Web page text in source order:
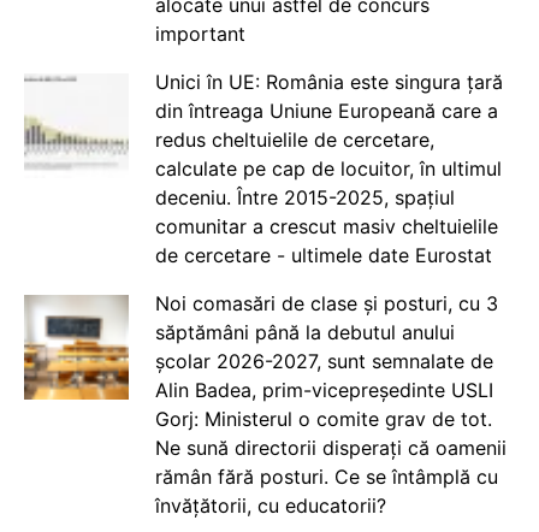
important
Unici în UE: România este singura țară
din întreaga Uniune Europeană care a
redus cheltuielile de cercetare,
calculate pe cap de locuitor, în ultimul
deceniu. Între 2015-2025, spațiul
comunitar a crescut masiv cheltuielile
de cercetare - ultimele date Eurostat
Noi comasări de clase și posturi, cu 3
săptămâni până la debutul anului
școlar 2026-2027, sunt semnalate de
Alin Badea, prim-vicepreședinte USLI
Gorj: Ministerul o comite grav de tot.
Ne sună directorii disperați că oamenii
rămân fără posturi. Ce se întâmplă cu
învățătorii, cu educatorii?